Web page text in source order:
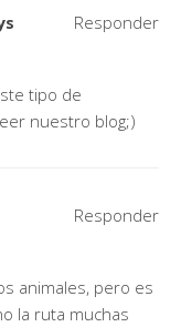
tipo de
nuestro blog;)
Responder
animales, pero es
la ruta muchas
Responder